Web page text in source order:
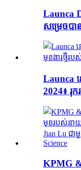
Launca
សម្រេចបា
Launca
2024៖ រុ
KPMG